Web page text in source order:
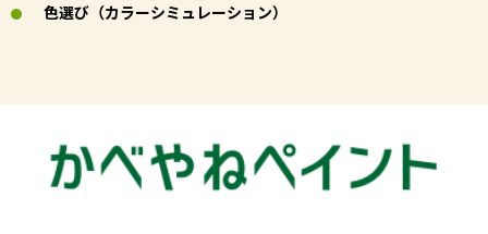
色選び（カラーシミュレーション）